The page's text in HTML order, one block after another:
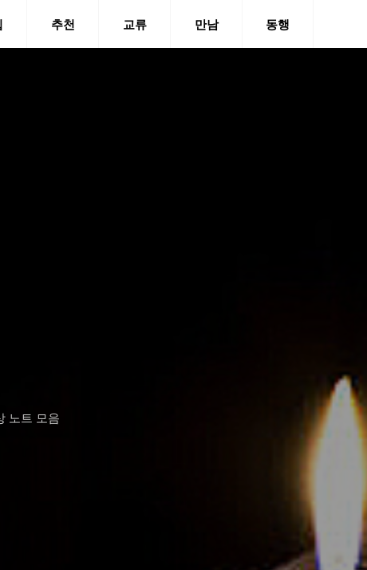
추천 교류 만남 동행
노트 모음